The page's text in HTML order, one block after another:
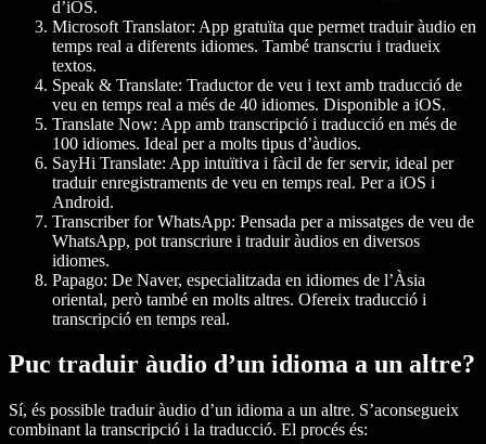
d’iOS.
Microsoft Translator: App gratuïta que permet traduir àudio en
temps real a diferents idiomes. També transcriu i tradueix
textos.
Speak & Translate: Traductor de veu i text amb traducció de
veu en temps real a més de 40 idiomes. Disponible a iOS.
Translate Now: App amb transcripció i traducció en més de
100 idiomes. Ideal per a molts tipus d’àudios.
SayHi Translate: App intuïtiva i fàcil de fer servir, ideal per
traduir enregistraments de veu en temps real. Per a iOS i
Android.
Transcriber for WhatsApp: Pensada per a missatges de veu de
WhatsApp, pot transcriure i traduir àudios en diversos
idiomes.
Papago: De Naver, especialitzada en idiomes de l’Àsia
oriental, però també en molts altres. Ofereix traducció i
transcripció en temps real.
Puc traduir àudio d’un idioma a un altre?
Sí, és possible traduir àudio d’un idioma a un altre. S’aconsegueix
combinant la transcripció i la traducció. El procés és: